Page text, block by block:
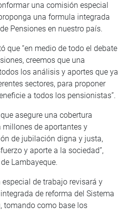
una comisión especial
una formula integrada
Pensiones en nuestro país.
que “en medio de todo el debate
creemos que una
los análisis y aportes que ya
sectores, para proponer
a todos los pensionistas”.
asegure una cobertura
millones de aportantes y
de jubilación digna y justa,
y aporte a la sociedad”,
Lambayeque.
de trabajo revisará y
de reforma del Sistema
tomando como base los